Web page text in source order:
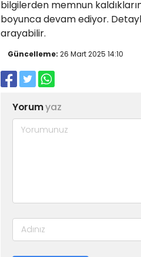
bilgilerden memnun
boyunca devam ediyor.
arayabilir.
Güncelleme: 26 Mart 2025 14:10
Yorumyaz